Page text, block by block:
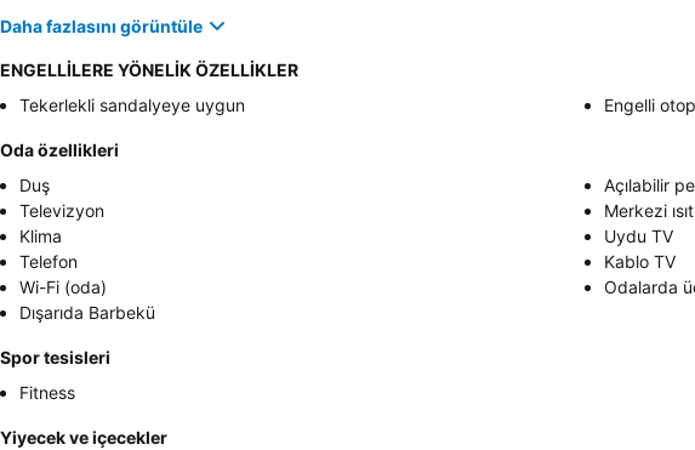
Daha fazlasını görüntüle
ENGELLİLERE YÖNELİK ÖZELLİKLER
Tekerlekli sandalyeye uygun
Engelli
Oda özellikleri
Duş
Açılabilir
Televizyon
Merkezi
Klima
Uydu TV
Telefon
Kablo TV
Wi-Fi (oda)
Odalarda
Dışarıda Barbekü
Spor tesisleri
Fitness
Yiyecek ve içecekler